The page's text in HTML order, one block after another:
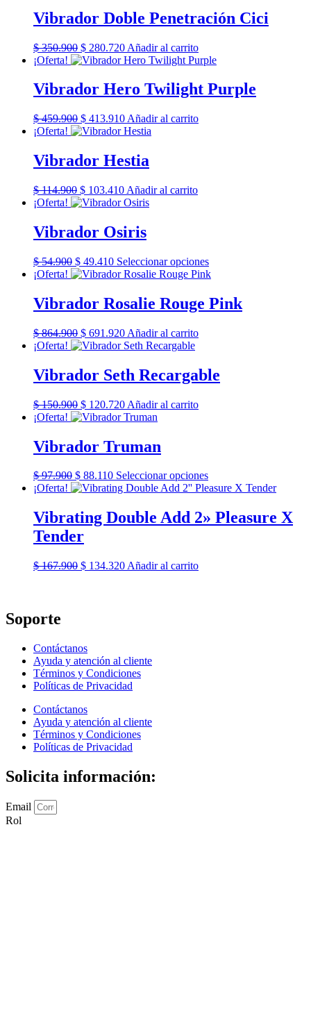
era:
$ 665.900.
es:
$ 532.720.
Vibrador Doble Penetración Cici
$350.900 El
precio
era:
$ 350.900.
$ 280.720El
precio
es:
$ 280.720.
Añadir al carrito
¡Oferta!
Vibrador Hero Twilight Purple
$459.900 El
precio
era:
$ 459.900.
$ 413.910El
precio
es:
$ 413.910.
Añadir al carrito
¡Oferta!
Vibrador Hestia
$114.900 El
precio
era:
$ 114.900.
$ 103.410El
precio
es:
$ 103.410.
Añadir al carrito
¡Oferta!
Vibrador Osiris
$54.900 El
precio
era:
$ 54.900.
$ 49.410El
precio
es:
$ 49.410.
Seleccionar opcionesEste
producto
múltiples
variantes.
elegir
en
¡Oferta!
Vibrador Rosalie Rouge Pink
$864.900 El
precio
era:
$ 864.900.
$ 691.920El
precio
es:
$ 691.920.
Añadir al carrito
¡Oferta!
Vibrador Seth Recargable
$150.900 El
precio
era:
$ 150.900.
$ 120.720El
precio
$ 120.720.
Añadir al carrito
¡Oferta!
Vibrador Truman
$97.900 El
precio
era:
$ 97.900.
$ 88.110El
precio
es:
$ 88.110.
Seleccionar opcionesEste
producto
múltiples
variantes.
¡Oferta!
Vibrating Double Add 2» Pleasure X
Tender
$167.900 El
$ 134.320ElAñadir al carrito
Soporte
Contáctanos
Ayuda y atención al cliente
Términos y Condiciones
Políticas de Privacidad
Contáctanos
Ayuda y atención al cliente
Términos y Condiciones
Políticas de Privacidad
Solicita información:
Email
Rol